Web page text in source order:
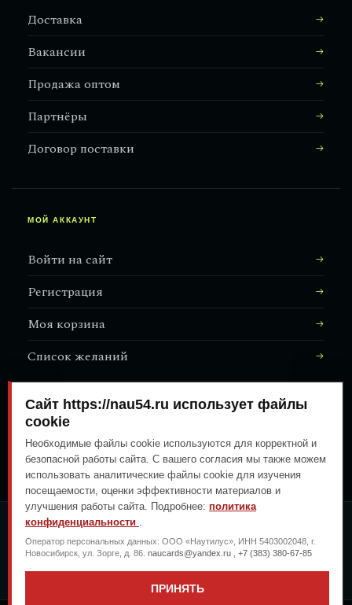
Доставка
Вакансии
Продажа оптом
Партнёры
Договор поставки
МОЙ АККАУНТ
Войти на сайт
Регистрация
Моя корзина
Список желаний
АДРЕС МАГАЗИНА
Залесского, 8/1
ОПЛАТА ЛЮБЫМ УДОБНЫМ
СПОСОБОМ
ГЕНЕРАЛЬНЫЙ ПЕРЕВОЗЧИК
Сайт https://nau54.ru использует файлы
cookie
Необходимые файлы cookie используются для корректной и
безопасной работы сайта. С вашего согласия мы также можем
использовать аналитические файлы cookie для изучения
посещаемости, оценки эффективности материалов и
улучшения работы сайта. Подробнее: политика
конфиденциальности .
Оператор персональных данных: ООО «Наутилус», ИНН 5403002048, г.
Новосибирск, ул. Зорге, д. 86. naucards@yandex.ru +7 (383) 380-67-85
ПРИНЯТЬ